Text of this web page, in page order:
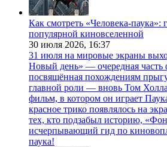
Как смотреть «Человека-
популярной киновселенной
30 июля 2026, 16:37
31 июля на мировые экраны
Новый день» — очередная
посвящённая похождениям
главной роли — вновь Том
фильм, в котором он играет
красное трико появлялось на
тех, кто подзабыл историю,
исчерпывающий гид по
паука!